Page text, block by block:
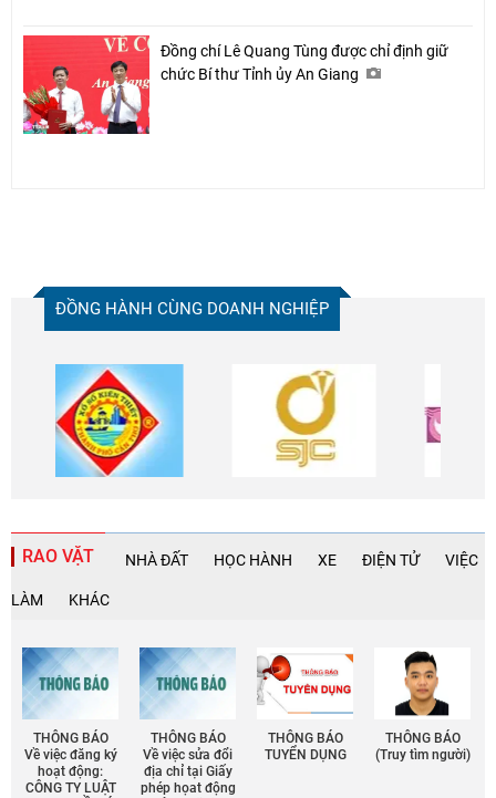
Đồng chí Lê Quang Tùng được chỉ định giữ
chức Bí thư Tỉnh ủy An Giang
ĐỒNG HÀNH CÙNG DOANH NGHIỆP
RAO VẶT NHÀ ĐẤT HỌC HÀNH XE ĐIỆN TỬ VIỆC
LÀM KHÁC
THÔNG BÁO
Về việc đăng ký
hoạt động:
CÔNG TY LUẬT
THÔNG BÁO
Về việc sửa đổi
địa chỉ tại Giấy
phép họat động
THÔNG BÁO
TUYỂN DỤNG
THÔNG BÁO
(Truy tìm người)